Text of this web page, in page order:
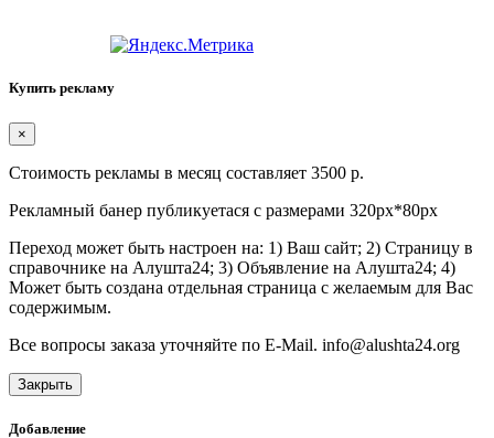
Купить рекламу
×
Стоимость рекламы в месяц составляет 3500 р.
Рекламный банер публикуетася с размерами 320px*80px
Переход может быть настроен на: 1) Ваш сайт; 2) Страницу в
справочнике на Алушта24; 3) Объявление на Алушта24; 4)
Может быть создана отдельная страница с желаемым для Вас
содержимым.
Все вопросы заказа уточняйте по E-Mail. info@alushta24.org
Закрыть
Добавление